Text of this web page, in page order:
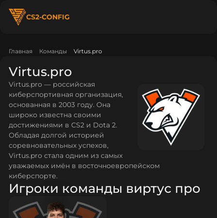
CS2-CONFIG
Главная Команды Virtus.pro
Virtus.pro
Virtus.pro — российская
киберспортивная организация,
основанная в 2003 году. Она
широко известна своими
достижениями в CS2 и Dota 2.
Обладая долгой историей
соревновательных успехов,
Virtus.pro стала одним из самых
уважаемых имён в восточноевропейском
киберспорте.
Игроки команды виртус про